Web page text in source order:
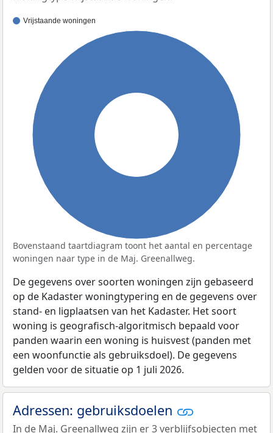
Vrijstaande woningen
Bovenstaand taartdiagram toont het aantal en percentage
woningen naar type in de Maj. Greenallweg.
De gegevens over soorten woningen zijn gebaseerd
op de Kadaster woningtypering en de gegevens over
stand- en ligplaatsen van het Kadaster. Het soort
woning is geografisch-algoritmisch bepaald voor
panden waarin een woning is huisvest (panden met
een woonfunctie als gebruiksdoel). De gegevens
gelden voor de situatie op 1 juli 2026.
Adressen: gebruiksdoelen
In de Maj. Greenallweg zijn er 3 verblijfsobjecten met